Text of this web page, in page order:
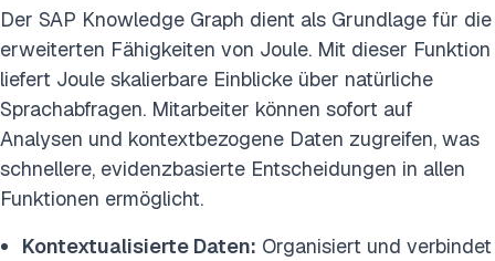
Der SAP Knowledge Graph dient als Grundlage für die
erweiterten Fähigkeiten von Joule. Mit dieser Funktion
liefert Joule skalierbare Einblicke über natürliche
Sprachabfragen. Mitarbeiter können sofort auf
Analysen und kontextbezogene Daten zugreifen, was
schnellere, evidenzbasierte Entscheidungen in allen
Funktionen ermöglicht.
Kontextualisierte Daten: Organisiert und verbindet